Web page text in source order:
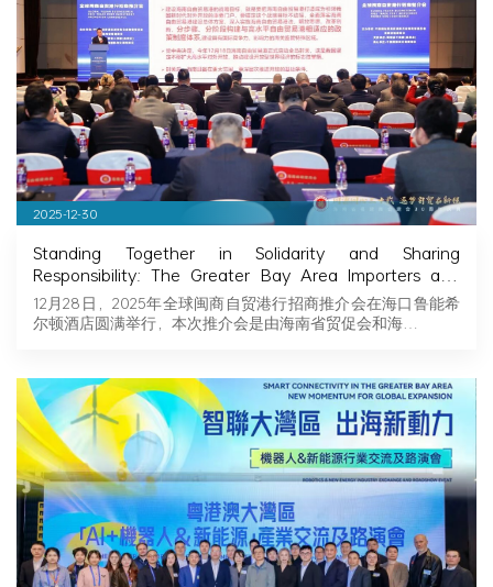
2025-12-30
Standing Together in Solidarity and Sharing
Responsibility: The Greater Bay Area Importers and
Exporters Association Explores New Opportunities in
Hainan, Joining Hands with Fujian Businessmen to
Seize Business Opportunities in Hainan!
12月28日，2025年全球闽商自贸港行招商推介会在海口鲁能希
尔顿酒店圆满举行，本次推介会是由海南省贸促会和海…